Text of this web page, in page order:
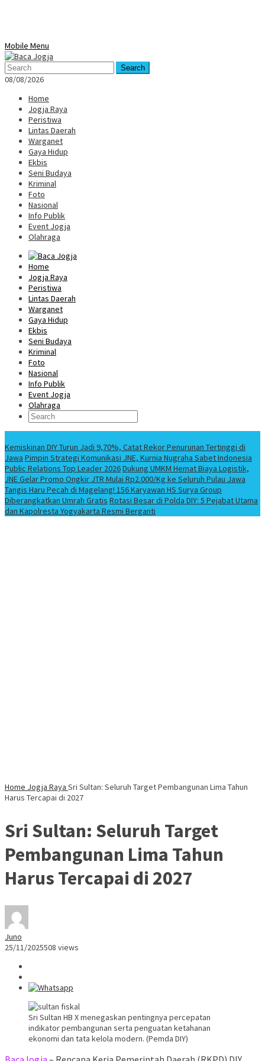
Mobile Menu
Search
08/08/2026
Home
Jogja Raya
Peristiwa
Lintas Daerah
Warganet
Gaya Hidup
Ekbis
Seni Budaya
Kriminal
Foto
Nasional
Info Publik
Event Jogja
Olahraga
Home
Jogja Raya
Peristiwa
Lintas Daerah
Warganet
Gaya Hidup
Ekbis
Seni Budaya
Kriminal
Foto
Nasional
Info Publik
Event Jogja
Olahraga
Kemiskinan DIY Turun Jadi 9,70%, Catat Rekor Penurunan Tertinggi di
Jawa Pimpin Strategi Komunikasi JNE, Kurnia Nugraha Sabet Indonesia
Public Relations Top Leader 2026Dukung UMKM Hemat Biaya Logistik,
JNE Gelar Promo Ongkir JTR Mulai Rp2.000/Kg ke Seluruh Pulau Jawa
Tangis Haru Pecah di Magelang! 156 Karyawan HS Surya Group
Diberangkatkan Umrah Gratis Rotasi Besar di Polda DIY: 5 Pejabat Utama
dan Kapolresta Yogyakarta Resmi Berganti
Home Jogja Raya Sri Sultan: Seluruh Target Pembangunan Lima Tahun
Harus Tercapai di 2027
Sri Sultan: Seluruh Target
Pembangunan Lima Tahun
Harus Tercapai di 2027
Juno
25/11/2025508 views
Sri Sultan HB X menegaskan pentingnya percepatan
indikator pembangunan serta penguatan ketahanan
ekonomi dan tata kelola modern. (Pemda DIY)